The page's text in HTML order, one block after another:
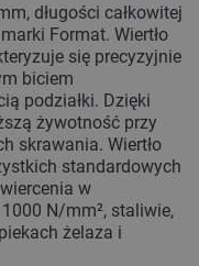
długości całkowitej
Format. Wiertło
się precyzyjnie
biciem
podziałki. Dzięki
żywotność przy
skrawania. Wiertło
standardowych
w
N/mm², staliwie,
żelaza i